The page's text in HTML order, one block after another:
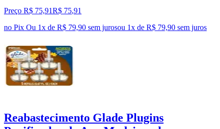
Preço R$ 75,91R$ 75,91
no Pix Ou 1x de R$ 79,90 sem jurosou 1x de R$ 79,90 sem juros
Reabastecimento Glade Plugins